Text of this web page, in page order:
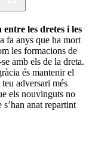
les dretes i les
fa anys que ha mort
les formacions de
amb els de la dreta.
és mantenir el
adversari més
els nouvinguts no
anat repartint